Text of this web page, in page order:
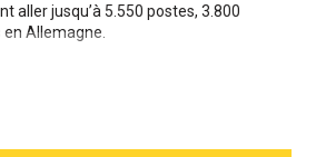
aller jusqu’à 5.550 postes, 3.800
Allemagne.